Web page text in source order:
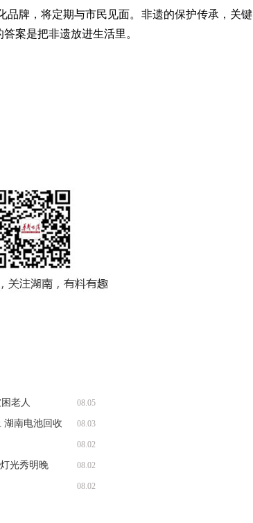
品牌，将定期与市民见面。非遗的保护传承，关键
案是把非遗放进生活里。
老人 08.05
湖南电池回收 08.03
08.02
光秀明晚 08.02
08.02